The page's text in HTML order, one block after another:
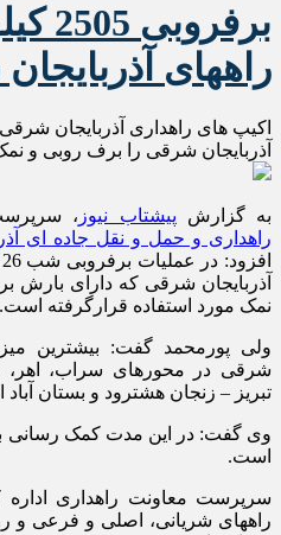
راههای
آذربایجان شرقی را برف روبی و
به گزارش پیشتاب نیوز ،
راهداری و حمل و نقل جاده ای
نمک مورد استفاده قرارگرفته است.
ولی پورمحمد گفت: بیشترین
شرقی در محورهای سراب، اهر،
تبریز – زنجان هشترود و بستان
است.
سرپرست معاونت راهداری
راههای شریانی، اصلی و فرعی و